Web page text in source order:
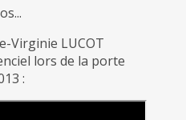
Virginie LUCOT
lors de la porte
: